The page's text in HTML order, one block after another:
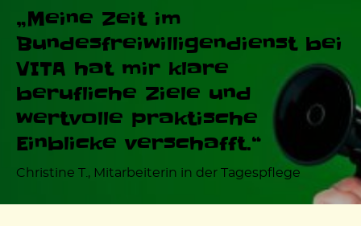
„Meine Zeit im
Bundesfreiwilligendienst bei
VITA hat mir klare
berufliche Ziele und
wertvolle praktische
Einblicke verschafft.“
Christine T., Mitarbeiterin in der Tagespflege